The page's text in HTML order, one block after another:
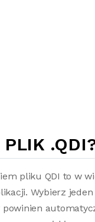
PLIK
pliku QDI to w
Wybierz